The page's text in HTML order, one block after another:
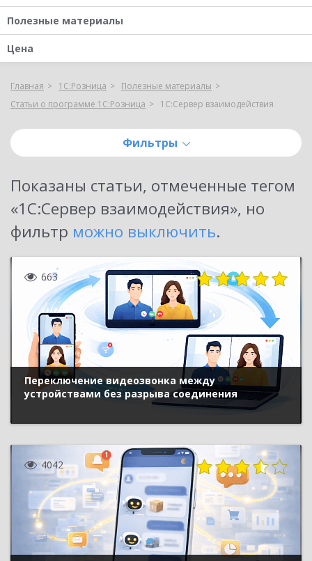
Полезные материалы
Цена
Главная 1С:Розница
Полезные материалы
Статьи о программе 1С:Розница
1С:Сервер взаимодействия
Фильтры
Показаны статьи, отмеченные тегом
«1С:Сервер взаимодействия», но
фильтр можно выключить.
663
Переключение видеозвонка между
устройствами без разрыва соединения
4042